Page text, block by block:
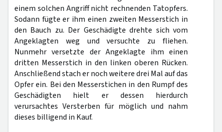
einem solchen Angriff nicht rechnenden Tatopfers.
Sodann fügte er ihm einen zweiten Messerstich in
den Bauch zu. Der Geschädigte drehte sich vom
Angeklagten weg und versuchte zu fliehen.
Nunmehr versetzte der Angeklagte ihm einen
dritten Messerstich in den linken oberen Rücken.
Anschließend stach er noch weitere drei Mal auf das
Opfer ein. Bei den Messerstichen in den Rumpf des
Geschädigten hielt er dessen hierdurch
verursachtes Versterben für möglich und nahm
dieses billigend in Kauf.